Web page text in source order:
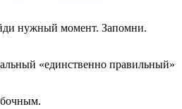
нужный момент. Запомни.
«единственно правильный»